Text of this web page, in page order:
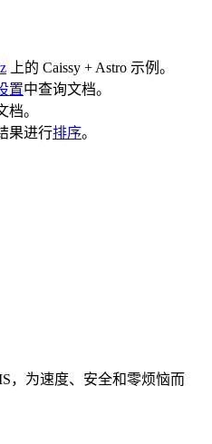
上的 Caissy + Astro 示例。
置中查询文档。
档。
果进行排序。
，为速度、安全和零烦恼而